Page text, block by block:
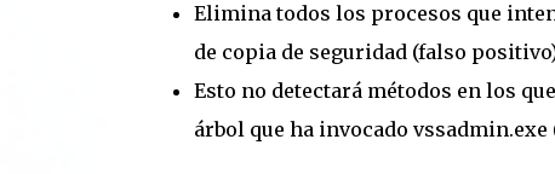
Elimina todos los procesos que
de copia de seguridad (falso
Esto no detectará métodos en los
árbol que ha invocado